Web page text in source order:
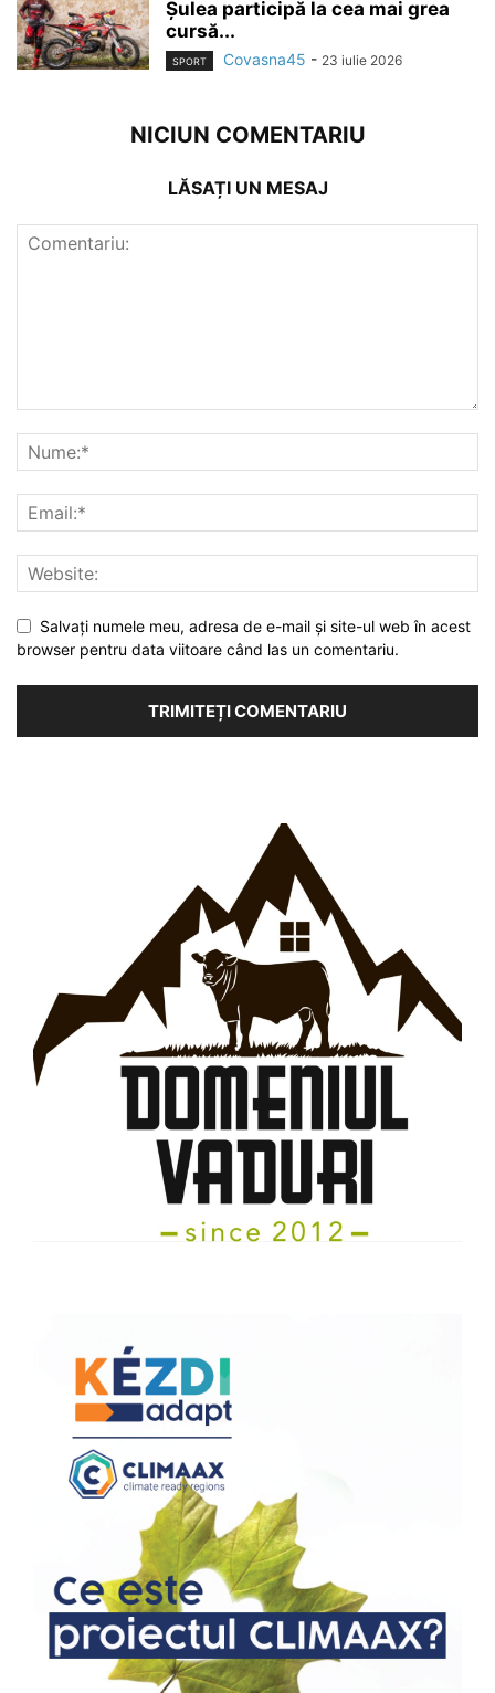
Șulea participă la cea mai grea
cursă...
SPORT Covasna45 - 23 iulie 2026
NICIUN COMENTARIU
LĂSAȚI UN MESAJ
Salvați numele meu, adresa de e-mail și site-ul web în acest
browser pentru data viitoare când las un comentariu.